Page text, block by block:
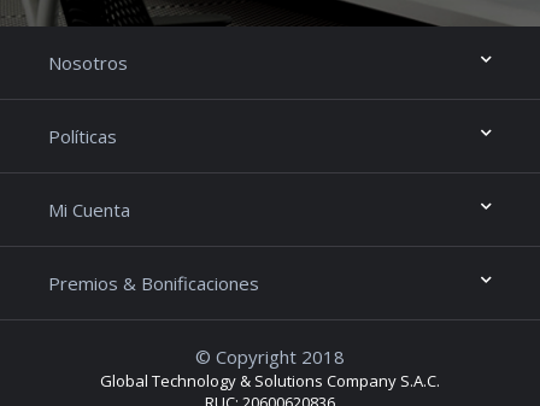
Nosotros
Políticas
Mi Cuenta
Premios & Bonificaciones
© Copyright 2018
Global Technology & Solutions Company S.A.C.